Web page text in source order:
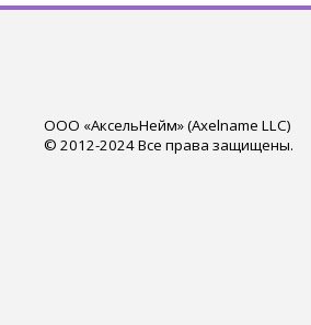
ООО «АксельНейм» (Axelname LLC)
© 2012-2024 Все права защищены.